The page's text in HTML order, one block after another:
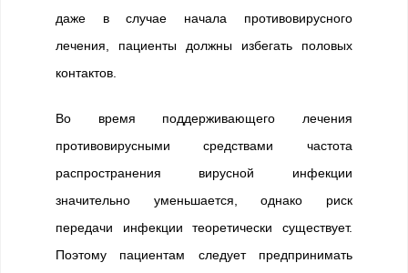
даже в случае начала противовирусного
лечения, пациенты должны избегать половых
контактов.
Во время поддерживающего лечения
противовирусными средствами частота
распространения вирусной инфекции
значительно уменьшается, однако риск
передачи инфекции теоретически существует.
Поэтому пациентам следует предпринимать